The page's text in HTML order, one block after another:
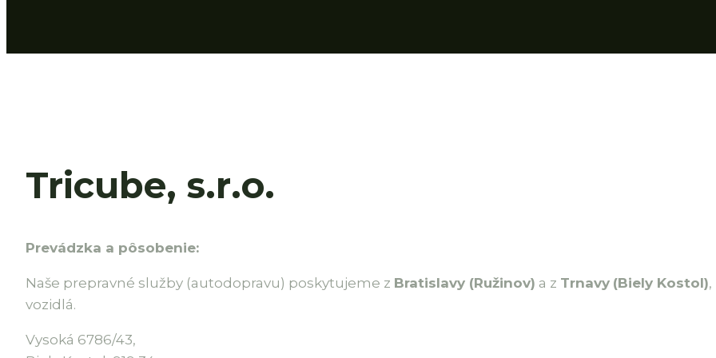
Tricube, s.r.o.
Prevádzka a pôsobenie:
Naše prepravné služby (autodopravu) poskytujeme z Bratislavy (Ružinov) a z Trnavy (Biely Kostol)
vozidlá.
Vysoká 6786/43,